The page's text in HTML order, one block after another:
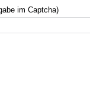
im Captcha)